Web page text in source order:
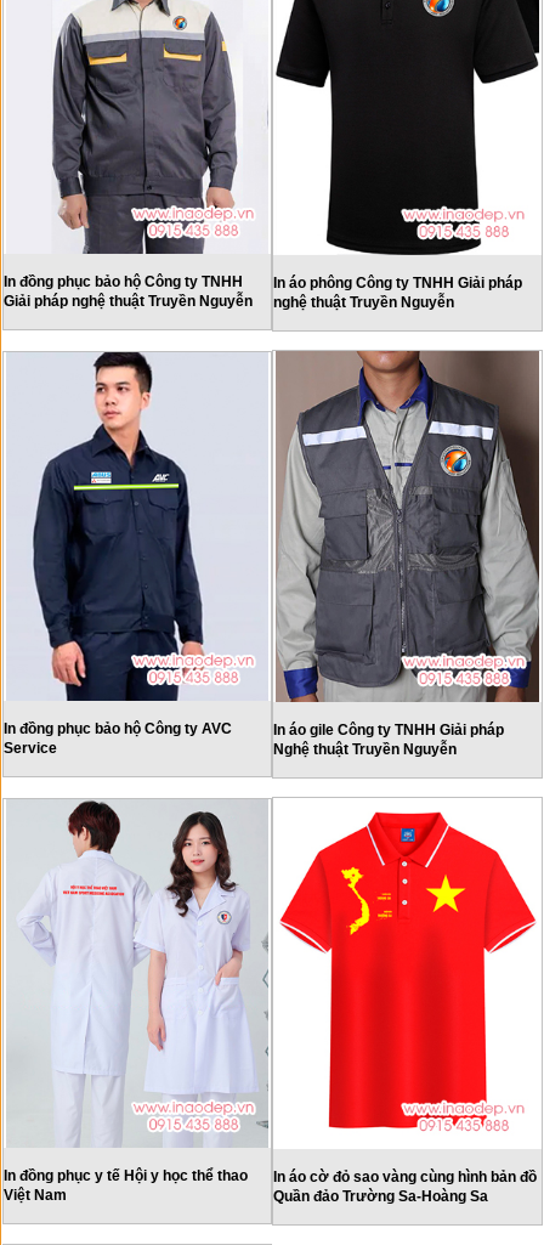
In đồng phục bảo hộ Công ty TNHH
Giải pháp nghệ thuật Truyền Nguyễn
In áo phông Công ty TNHH Giải pháp
nghệ thuật Truyền Nguyễn
In đồng phục bảo hộ Công ty AVC
Service
In áo gile Công ty TNHH Giải pháp
Nghệ thuật Truyền Nguyễn
In đồng phục y tế Hội y học thể thao
Việt Nam
In áo cờ đỏ sao vàng cùng hình bản đồ
Quần đảo Trường Sa-Hoàng Sa